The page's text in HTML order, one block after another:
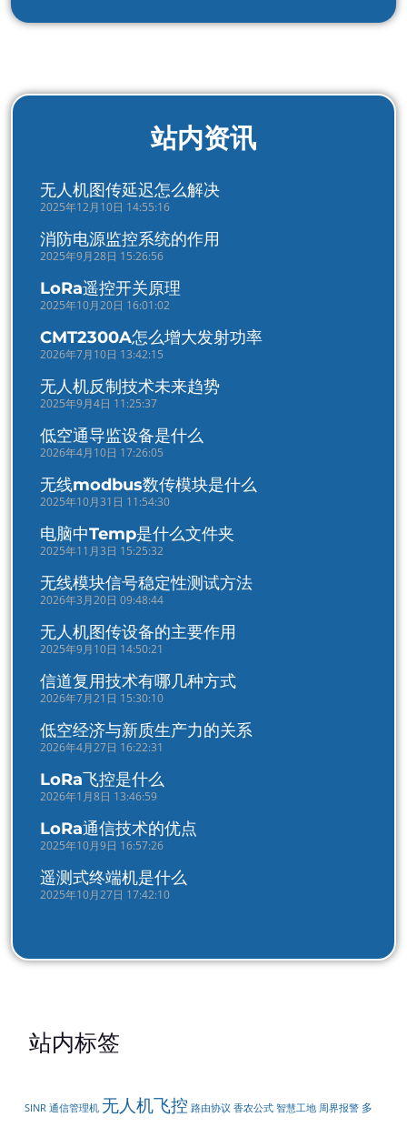
站内资讯
无人机图传延迟怎么解决
2025年12月10日 14:55:16
消防电源监控系统的作用
2025年9月28日 15:26:56
LoRa遥控开关原理
2025年10月20日 16:01:02
CMT2300A怎么增大发射功率
2026年7月10日 13:42:15
无人机反制技术未来趋势
2025年9月4日 11:25:37
低空通导监设备是什么
2026年4月10日 17:26:05
无线modbus数传模块是什么
2025年10月31日 11:54:30
电脑中Temp是什么文件夹
2025年11月3日 15:25:32
无线模块信号稳定性测试方法
2026年3月20日 09:48:44
无人机图传设备的主要作用
2025年9月10日 14:50:21
信道复用技术有哪几种方式
2026年7月21日 15:30:10
低空经济与新质生产力的关系
2026年4月27日 16:22:31
LoRa飞控是什么
2026年1月8日 13:46:59
LoRa通信技术的优点
2025年10月9日 16:57:26
遥测式终端机是什么
2025年10月27日 17:42:10
站内标签
SINR 通信管理机 无人机飞控 路由协议 香农公式 智慧工地 周界报警 多